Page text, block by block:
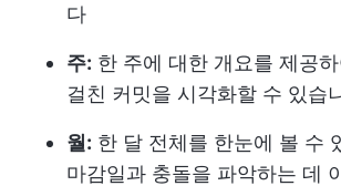
다
주: 한 주에 대한 개요를 제공
걸친 커밋을 시각화할 수 있습
월: 한 달 전체를 한눈에 볼 수
마감일과 충돌을 파악하는 데